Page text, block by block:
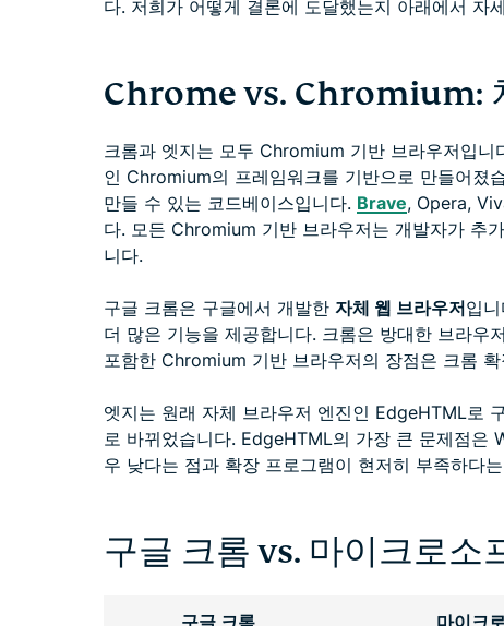
다. 저희가 어떻게 결론에 도달했는지 아래에서 자
Chrome vs. Chromium:
크롬과 엣지는 모두 Chromium 기반 브라우저입니
인 Chromium의 프레임워크를 기반으로 만들어졌
만들 수 있는 코드베이스입니다. Brave, Opera,
다. 모든 Chromium 기반 브라우저는 개발자가 추
니다.
구글 크롬은 구글에서 개발한 자체 웹 브라우저입
더 많은 기능을 제공합니다. 크롬은 방대한 브라우
포함한 Chromium 기반 브라우저의 장점은 크롬
엣지는 원래 자체 브라우저 엔진인 EdgeHTML로
로 바뀌었습니다. EdgeHTML의 가장 큰 문제점은
우 낮다는 점과 확장 프로그램이 현저히 부족하다
구글 크롬 vs. 마이크로소